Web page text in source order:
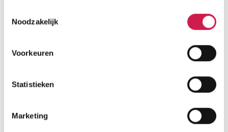
Noodzakelijk
Voorkeuren
Statistieken
Marketing
Cijfers voor de wijk